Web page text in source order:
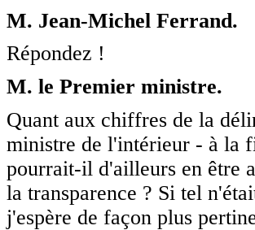
M. Jean-Michel Ferrand.
Répondez !
M. le Premier ministre.
Quant aux chiffres de la
ministre de l'intérieur - à la
pourrait-il d'ailleurs en être
la transparence ? Si tel
j'espère de façon plus